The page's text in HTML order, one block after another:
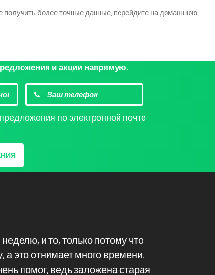
получить более точные данные, перейдите на домашнюю
и акции напрямую.
по электронной почте
и то, только потому что
а это отнимает много времени.
помог, ведь заложена старая